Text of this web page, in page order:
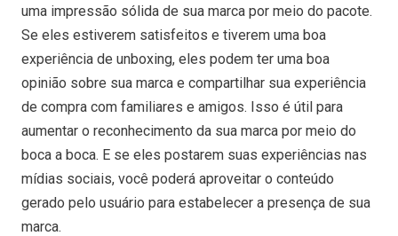
uma impressão sólida de sua marca por meio do pacote.
Se eles estiverem satisfeitos e tiverem uma boa
experiência de unboxing, eles podem ter uma boa
opinião sobre sua marca e compartilhar sua experiência
de compra com familiares e amigos. Isso é útil para
aumentar o reconhecimento da sua marca por meio do
boca a boca. E se eles postarem suas experiências nas
mídias sociais, você poderá aproveitar o conteúdo
gerado pelo usuário para estabelecer a presença de sua
marca.